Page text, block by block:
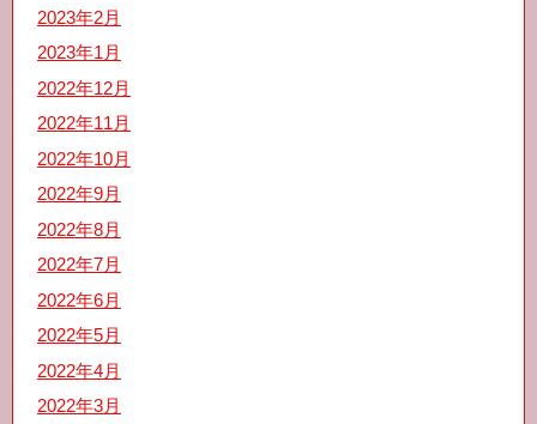
2023年2月
2023年1月
2022年12月
2022年11月
2022年10月
2022年9月
2022年8月
2022年7月
2022年6月
2022年5月
2022年4月
2022年3月